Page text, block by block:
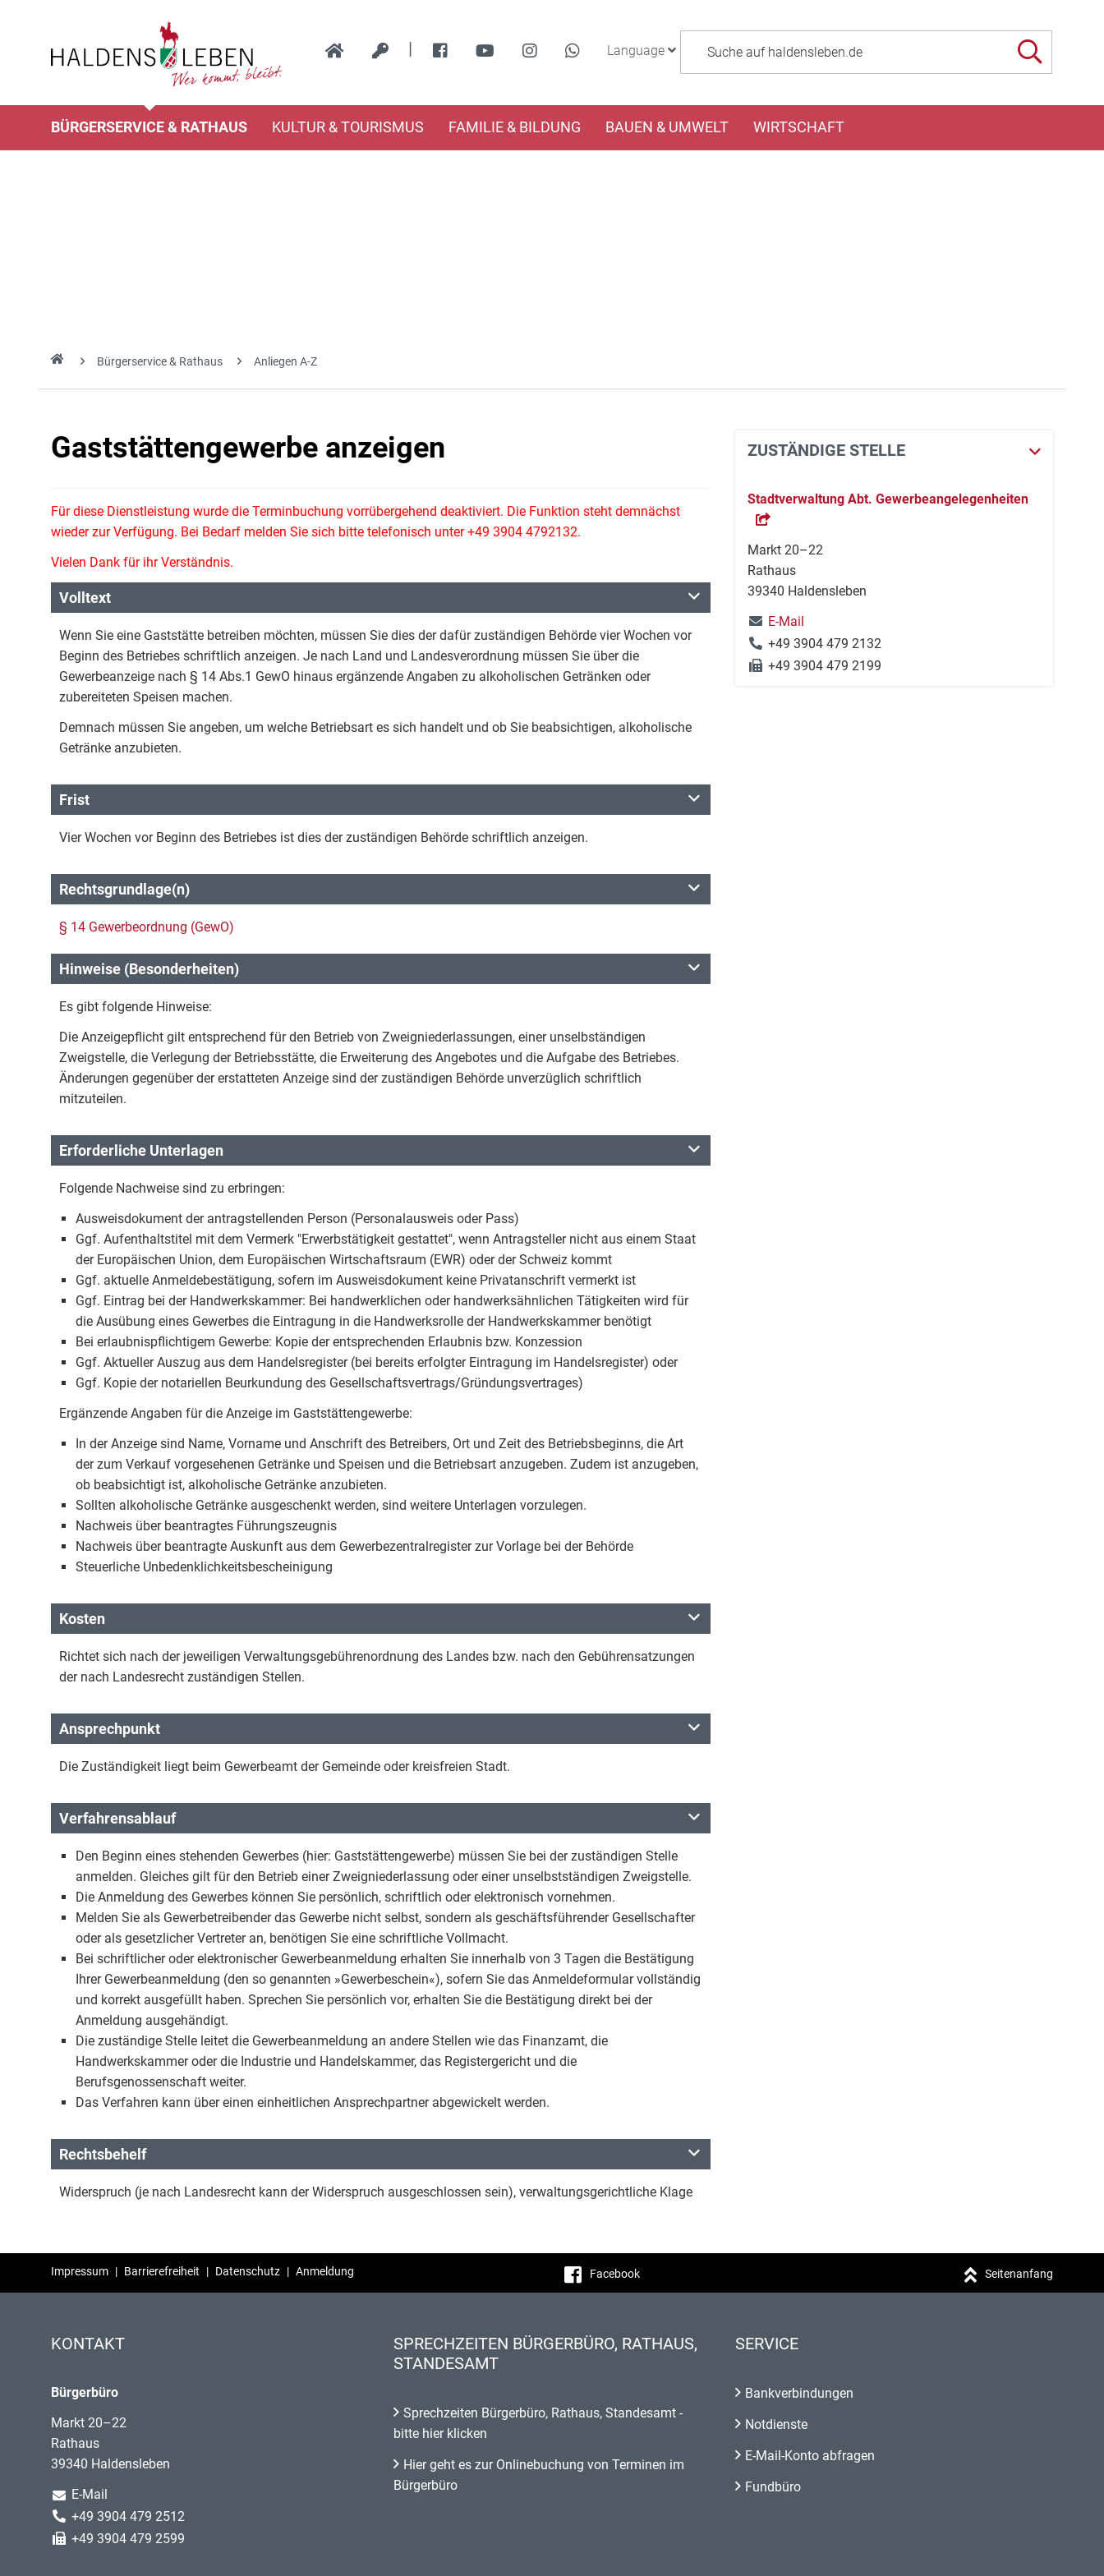
| Language
BÜRGERSERVICE & RATHAUS KULTUR & TOURISMUS FAMILIE & BILDUNG BAUEN & UMWELT WIRTSCHAFT
Bürgerservice & Rathaus Anliegen A-Z
Gaststättengewerbe anzeigen
Für diese Dienstleistung wurde die Terminbuchung vorrübergehend deaktiviert. Die Funktion steht demnächst
wieder zur Verfügung. Bei Bedarf melden Sie sich bitte telefonisch unter +49 3904 4792132.
Vielen Dank für ihr Verständnis.
Volltext
Wenn Sie eine Gaststätte betreiben möchten, müssen Sie dies der dafür zuständigen Behörde vier Wochen vor
Beginn des Betriebes schriftlich anzeigen. Je nach Land und Landesverordnung müssen Sie über die
Gewerbeanzeige nach § 14 Abs.1 GewO hinaus ergänzende Angaben zu alkoholischen Getränken oder
zubereiteten Speisen machen.
Demnach müssen Sie angeben, um welche Betriebsart es sich handelt und ob Sie beabsichtigen, alkoholische
Getränke anzubieten.
Frist
Vier Wochen vor Beginn des Betriebes ist dies der zuständigen Behörde schriftlich anzeigen.
Rechtsgrundlage(n)
§ 14 Gewerbeordnung (GewO)
Hinweise (Besonderheiten)
Es gibt folgende Hinweise:
Die Anzeigepflicht gilt entsprechend für den Betrieb von Zweigniederlassungen, einer unselbständigen
Zweigstelle, die Verlegung der Betriebsstätte, die Erweiterung des Angebotes und die Aufgabe des Betriebes.
Änderungen gegenüber der erstatteten Anzeige sind der zuständigen Behörde unverzüglich schriftlich
mitzuteilen.
Erforderliche Unterlagen
Folgende Nachweise sind zu erbringen:
Ausweisdokument der antragstellenden Person (Personalausweis oder Pass)
Ggf. Aufenthaltstitel mit dem Vermerk "Erwerbstätigkeit gestattet", wenn Antragsteller nicht aus einem Staat
der Europäischen Union, dem Europäischen Wirtschaftsraum (EWR) oder der Schweiz kommt
Ggf. aktuelle Anmeldebestätigung, sofern im Ausweisdokument keine Privatanschrift vermerkt ist
Ggf. Eintrag bei der Handwerkskammer: Bei handwerklichen oder handwerksähnlichen Tätigkeiten wird für
die Ausübung eines Gewerbes die Eintragung in die Handwerksrolle der Handwerkskammer benötigt
Bei erlaubnispflichtigem Gewerbe: Kopie der entsprechenden Erlaubnis bzw. Konzession
Ggf. Aktueller Auszug aus dem Handelsregister (bei bereits erfolgter Eintragung im Handelsregister) oder
Ggf. Kopie der notariellen Beurkundung des Gesellschaftsvertrags/Gründungsvertrages)
Ergänzende Angaben für die Anzeige im Gaststättengewerbe:
In der Anzeige sind Name, Vorname und Anschrift des Betreibers, Ort und Zeit des Betriebsbeginns, die Art
der zum Verkauf vorgesehenen Getränke und Speisen und die Betriebsart anzugeben. Zudem ist anzugeben,
ob beabsichtigt ist, alkoholische Getränke anzubieten.
Sollten alkoholische Getränke ausgeschenkt werden, sind weitere Unterlagen vorzulegen.
Nachweis über beantragtes Führungszeugnis
Nachweis über beantragte Auskunft aus dem Gewerbezentralregister zur Vorlage bei der Behörde
Steuerliche Unbedenklichkeitsbescheinigung
Kosten
Richtet sich nach der jeweiligen Verwaltungsgebührenordnung des Landes bzw. nach den Gebührensatzungen
der nach Landesrecht zuständigen Stellen.
Ansprechpunkt
Die Zuständigkeit liegt beim Gewerbeamt der Gemeinde oder kreisfreien Stadt.
Verfahrensablauf
Den Beginn eines stehenden Gewerbes (hier: Gaststättengewerbe) müssen Sie bei der zuständigen Stelle
anmelden. Gleiches gilt für den Betrieb einer Zweigniederlassung oder einer unselbstständigen Zweigstelle.
Die Anmeldung des Gewerbes können Sie persönlich, schriftlich oder elektronisch vornehmen.
Melden Sie als Gewerbetreibender das Gewerbe nicht selbst, sondern als geschäftsführender Gesellschafter
oder als gesetzlicher Vertreter an, benötigen Sie eine schriftliche Vollmacht.
Bei schriftlicher oder elektronischer Gewerbeanmeldung erhalten Sie innerhalb von 3 Tagen die Bestätigung
Ihrer Gewerbeanmeldung (den so genannten »Gewerbeschein«), sofern Sie das Anmeldeformular vollständig
und korrekt ausgefüllt haben. Sprechen Sie persönlich vor, erhalten Sie die Bestätigung direkt bei der
Anmeldung ausgehändigt.
Die zuständige Stelle leitet die Gewerbeanmeldung an andere Stellen wie das Finanzamt, die
Handwerkskammer oder die Industrie und Handelskammer, das Registergericht und die
Berufsgenossenschaft weiter.
Das Verfahren kann über einen einheitlichen Ansprechpartner abgewickelt werden.
Rechtsbehelf
Widerspruch (je nach Landesrecht kann der Widerspruch ausgeschlossen sein), verwaltungsgerichtliche Klage
ZUSTÄNDIGE STELLE
Stadtverwaltung Abt. Gewerbeangelegenheiten
Markt 20–22
Rathaus
39340 Haldensleben
E-Mail
+49 3904 479 2132
+49 3904 479 2199
Impressum | Barrierefreiheit | Datenschutz | Anmeldung Facebook Seitenanfang
KONTAKT
Bürgerbüro
Markt 20–22
Rathaus
39340 Haldensleben
E-Mail
+49 3904 479 2512
+49 3904 479 2599
SPRECHZEITEN BÜRGERBÜRO, RATHAUS,
STANDESAMT
Sprechzeiten Bürgerbüro, Rathaus, Standesamt -
bitte hier klicken
Hier geht es zur Onlinebuchung von Terminen im
Bürgerbüro
SERVICE
Bankverbindungen
Notdienste
E-Mail-Konto abfragen
Fundbüro